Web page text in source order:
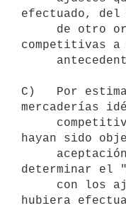
efectuado, del
competitivas
C)   Por
mercaderías
hayan sido
determinar el
hubiera